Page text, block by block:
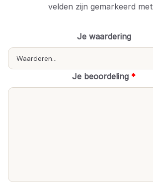
velden zijn gemarkeerd met
Je waardering
Je beoordeling *